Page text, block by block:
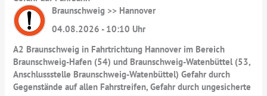
Braunschweig >> Hannover
04.08.2026 - 10:10 Uhr
A2 Braunschweig in Fahrtrichtung Hannover im Bereich
Braunschweig-Hafen (54) und Braunschweig-Watenbüttel (53,
Anschlussstelle Braunschweig-Watenbüttel) Gefahr durch
Gegenstände auf allen Fahrstreifen, Gefahr durch ungesicherte